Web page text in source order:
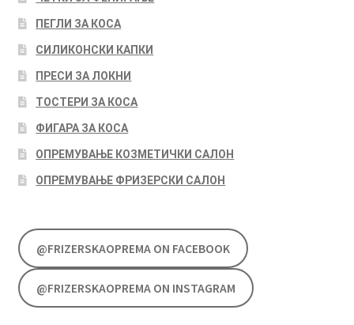
ПЕГЛИ ЗА КОСА
СИЛИКОНСКИ КАПКИ
ПРЕСИ ЗА ЛОКНИ
ТОСТЕРИ ЗА КОСА
ФИГАРА ЗА КОСА
ОПРЕМУВАЊЕ КОЗМЕТИЧКИ САЛОН
ОПРЕМУВАЊЕ ФРИЗЕРСКИ САЛОН
@FRIZERSKAOPREMA ON FACEBOOK
@FRIZERSKAOPREMA ON INSTAGRAM